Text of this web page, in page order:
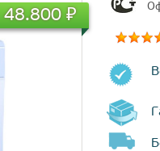
48.800₽